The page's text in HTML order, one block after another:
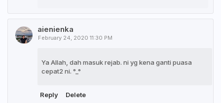
aienienka
February 24, 2020 11:30 PM
Ya Allah, dah masuk rejab. ni yg kena ganti puasa
cepat2 ni. °_°
Reply Delete